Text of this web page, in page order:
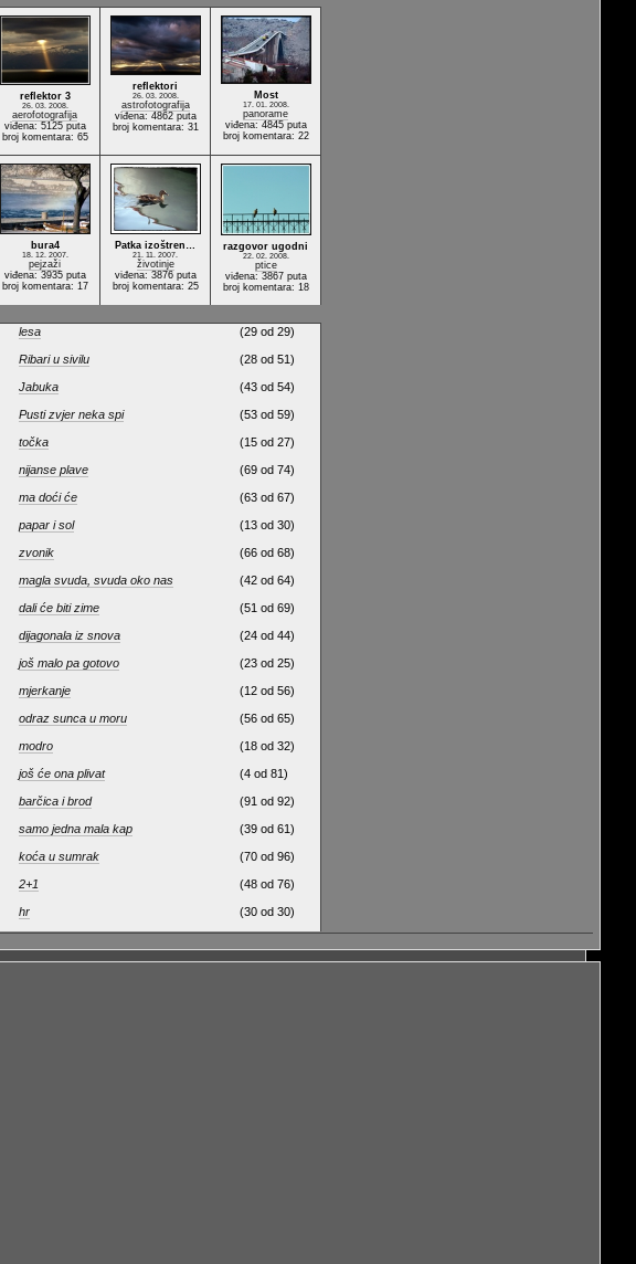
reflektor 3
26. 03. 2008.
aerofotografija
viđena: 5125 puta
broj komentara: 65
reflektori
26. 03. 2008.
astrofotografija
viđena: 4862 puta
broj komentara: 31
Most
17. 01. 2008.
panorame
viđena: 4845 puta
broj komentara: 22
bura4
18. 12. 2007.
pejzaži
viđena: 3935 puta
broj komentara: 17
Patka izoštren…
21. 11. 2007.
životinje
viđena: 3876 puta
broj komentara: 25
razgovor ugodni
22. 02. 2008.
ptice
viđena: 3867 puta
broj komentara: 18
lesa (29 od 29)
Ribari u sivilu (28 od 51)
Jabuka (43 od 54)
Pusti zvjer neka spi (53 od 59)
točka (15 od 27)
nijanse plave (69 od 74)
ma doći će (63 od 67)
papar i sol (13 od 30)
zvonik (66 od 68)
magla svuda, svuda oko nas (42 od 64)
dali će biti zime (51 od 69)
dijagonala iz snova (24 od 44)
još malo pa gotovo (23 od 25)
mjerkanje (12 od 56)
odraz sunca u moru (56 od 65)
modro (18 od 32)
još će ona plivat (4 od 81)
barčica i brod (91 od 92)
samo jedna mala kap (39 od 61)
koća u sumrak (70 od 96)
2+1 (48 od 76)
hr (30 od 30)